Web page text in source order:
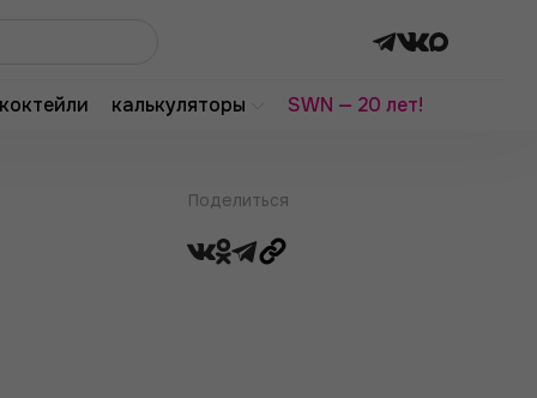
коктейли калькуляторы SWN — 20 лет!
Поделиться